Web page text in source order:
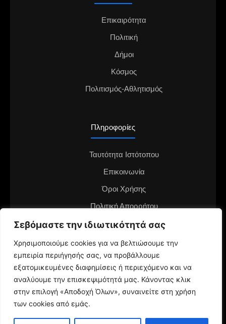
Σεβόμαστε την ιδιωτικότητά σας
Χρησιμοποιούμε cookies για να βελτιώσουμε την
εμπειρία περιήγησής σας, να προβάλλουμε
εξατομικευμένες διαφημίσεις ή περιεχόμενο και να
αναλύουμε την επισκεψιμότητά μας. Κάνοντας κλικ
στην επιλογή «Αποδοχή Όλων», συναινείτε στη χρήση
των cookies από εμάς.
Επικαιρότητα
Πολιτική
Δήμοι
Κόσμος
Πολιτισμός-Αθλητισμός
Πληροφορίες
Ταυτότητα Ιστότοπου
Επικοινωνία
Όροι Χρήσης
Πολιτική Απορρήτου
Διαφημιστείτε στο notianea.gr
Γίνε ο ανταποκριτής στην περιοχή σου
© 2024 NotiaNea.gr | Maintained by